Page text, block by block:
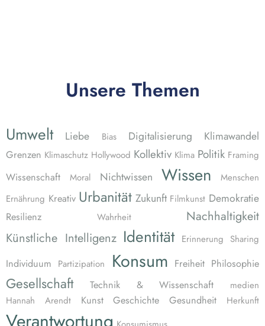
Unsere Themen
Umwelt Liebe Bias Digitalisierung Klimawandel
Grenzen Klimaschutz Hollywood Kollektiv Klima Politik Framing
Wissenschaft Moral Nichtwissen Wissen
Menschen
Ernährung Kreativ Urbanität Zukunft Filmkunst Demokratie
Resilienz Wahrheit
Nachhaltigkeit
Künstliche Intelligenz Identität Erinnerung Sharing
Individuum Partizipation Konsum Freiheit Philosophie
Gesellschaft Technik & Wissenschaft
medien
Hannah Arendt
Kunst Geschichte Gesundheit Herkunft